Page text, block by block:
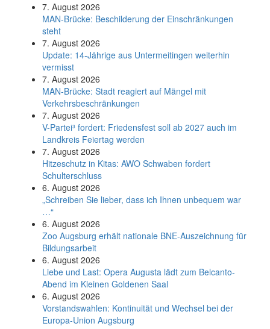
7. August 2026
MAN-Brücke: Beschilderung der Einschränkungen
steht
7. August 2026
Update: 14-Jährige aus Untermeitingen weiterhin
vermisst
7. August 2026
MAN-Brücke: Stadt reagiert auf Mängel mit
Verkehrsbeschränkungen
7. August 2026
V-Partei­³ fordert: Friedens­fest soll ab 2027 auch im
Land­kreis Feier­tag werden
7. August 2026
Hitzeschutz in Kitas: AWO Schwaben fordert
Schulterschluss
6. August 2026
„Schreiben Sie lieber, dass ich Ihnen unbequem war
…“
6. August 2026
Zoo Augsburg erhält nationale BNE-Auszeichnung für
Bildungsarbeit
6. August 2026
Liebe und Last: Opera Augusta lädt zum Belcanto-
Abend im Kleinen Goldenen Saal
6. August 2026
Vorstandswahlen: Kontinuität und Wechsel bei der
Europa-Union Augsburg